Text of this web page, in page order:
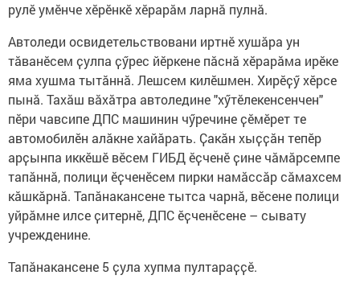
рулӗ умӗнче хӗрӗнкӗ хӗрарӑм ларнӑ пулнӑ.
Автоледи освидетельствовани иртнӗ хушӑра ун
тӑванӗсем ҫулпа ҫӳрес йӗркене пӑснӑ хӗрарӑма ирӗке
яма хушма тытӑннӑ. Лешсем килӗшмен. Хирӗҫӳ хӗрсе
пынӑ. Тахӑш вӑхӑтра автоледине "хӳтӗлекенсенчен"
пӗри чавсипе ДПС машинин чӳречине ҫӗмӗрет те
автомобилӗн алӑкне хайӑрать. Ҫакӑн хыҫҫӑн тепӗр
арҫынпа иккӗшӗ вӗсем ГИБД ӗҫченӗ ҫине чӑмӑрсемпе
тапӑннӑ, полици ӗҫченӗсем пирки намӑссӑр сӑмахсем
кӑшкӑрнӑ. Тапӑнакансене тытса чарнӑ, вӗсене полици
уйрӑмне илсе ҫитернӗ, ДПС ӗҫченӗсене – сывату
учрежденине.
Тапӑнакансене 5 ҫула хупма пултараҫҫӗ.